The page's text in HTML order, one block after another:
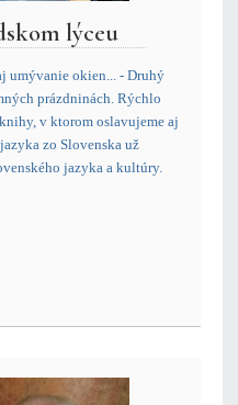
lýceu
umývanie okien... - Druhý
prázdninách. Rýchlo
v ktorom oslavujeme aj
zo Slovenska už
jazyka a kultúry.